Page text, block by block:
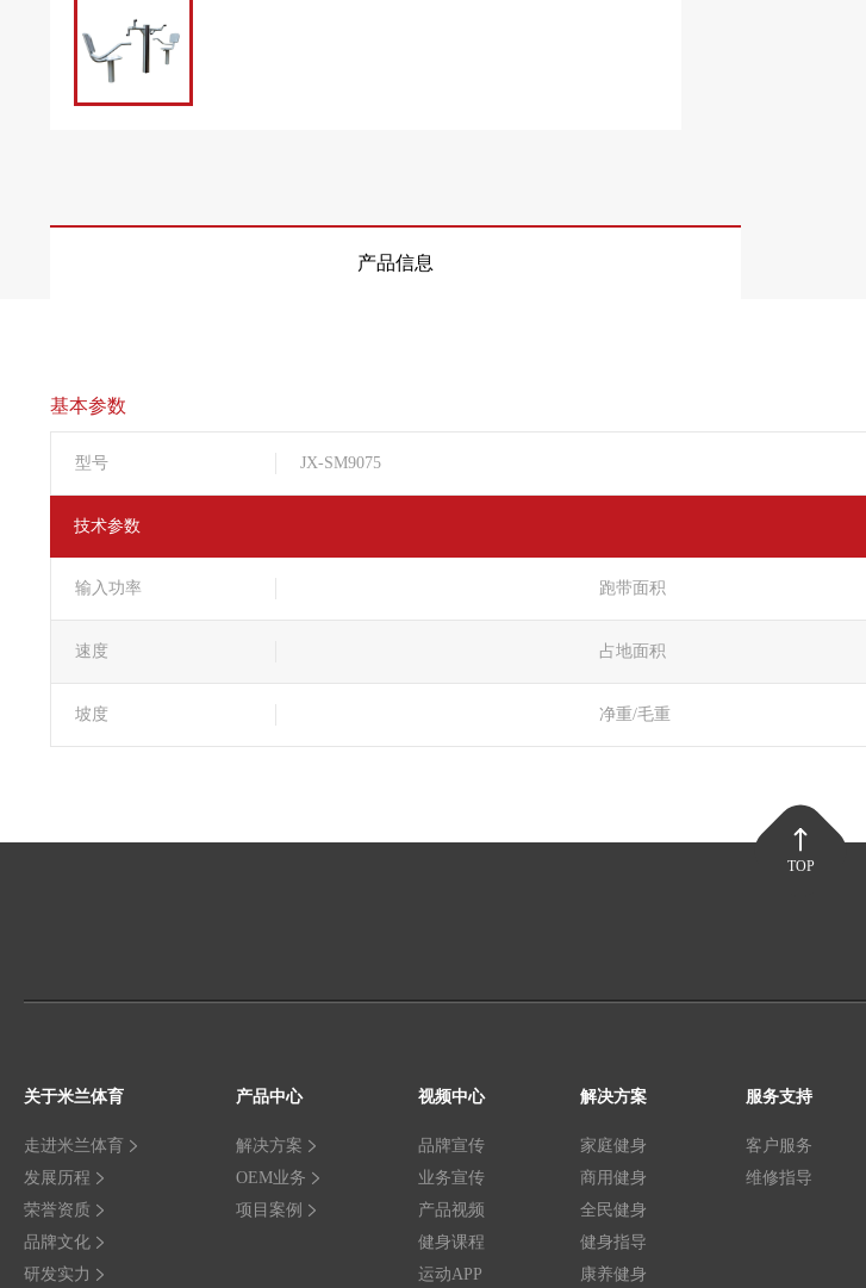
产品信息
基本参数
型号 JX-SM9075
技术参数
输入功率 跑带面积
速度 占地面积
坡度 净重/毛重
TOP
关于米兰体育
走进米兰体育
发展历程
荣誉资质
品牌文化
研发实力
产品中心
解决方案
OEM业务
项目案例
视频中心
品牌宣传
业务宣传
产品视频
健身课程
运动APP
解决方案
家庭健身
商用健身
全民健身
健身指导
康养健身
服务支持
客户服务
维修指导